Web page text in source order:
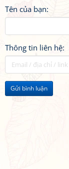
Tên của bạn:
Thông tin liên hệ:
Gửi bình luận